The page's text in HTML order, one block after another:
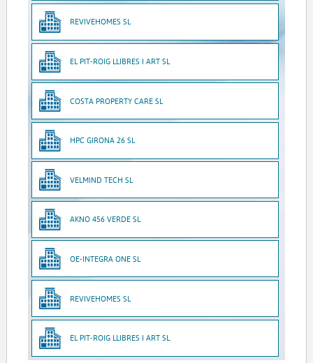
REVIVEHOMES SL
EL PIT-ROIG LLIBRES I ART SL
COSTA PROPERTY CARE SL
HPC GIRONA 26 SL
VELMIND TECH SL
AKNO 456 VERDE SL
OE-INTEGRA ONE SL
REVIVEHOMES SL
EL PIT-ROIG LLIBRES I ART SL